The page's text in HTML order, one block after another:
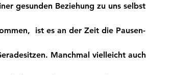
gesunden Beziehung zu uns selbst
ist es an der Zeit die Pausen-
Manchmal vielleicht auch